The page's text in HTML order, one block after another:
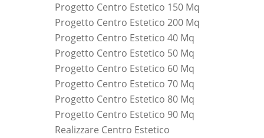
Progetto Centro Estetico 150 Mq
Progetto Centro Estetico 200 Mq
Progetto Centro Estetico 40 Mq
Progetto Centro Estetico 50 Mq
Progetto Centro Estetico 60 Mq
Progetto Centro Estetico 70 Mq
Progetto Centro Estetico 80 Mq
Progetto Centro Estetico 90 Mq
Realizzare Centro Estetico